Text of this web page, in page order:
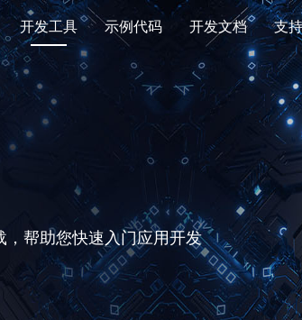
开发工具 示例代码 开发文档 支
，帮助您快速入门应用开发